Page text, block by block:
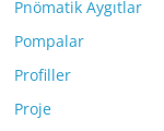
Pnömatik Aygıtlar
Pompalar
Profiller
Proje